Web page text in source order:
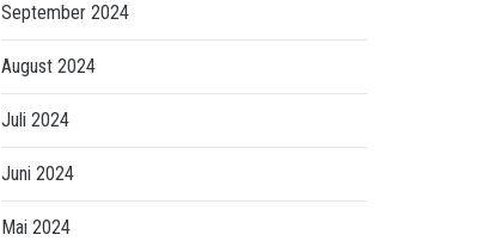
September 2024
August 2024
Juli 2024
Juni 2024
Mai 2024